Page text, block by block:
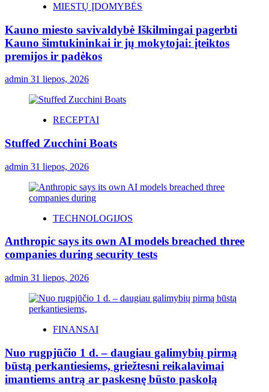
MIESTŲ ĮDOMYBĖS
Kauno miesto savivaldybė Iškilmingai pagerbti
Kauno šimtukininkai ir jų mokytojai: įteiktos
premijos ir padėkos
admin 31 liepos, 2026
RECEPTAI
Stuffed Zucchini Boats
admin 31 liepos, 2026
TECHNOLOGIJOS
Anthropic says its own AI models breached three
companies during security tests
admin 31 liepos, 2026
FINANSAI
Nuo rugpjūčio 1 d. – daugiau galimybių pirmą
būstą perkantiesiems, griežtesni reikalavimai
imantiems antrą ar paskesnę būsto paskolą